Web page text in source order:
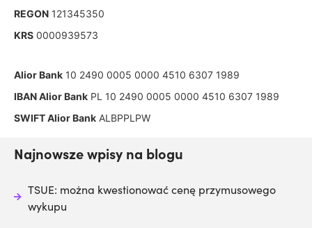
REGON 121345350
KRS 0000939573
Alior Bank 10 2490 0005 0000 4510 6307 1989
IBAN Alior Bank PL 10 2490 0005 0000 4510 6307 1989
SWIFT Alior Bank ALBPPLPW
Najnowsze wpisy na blogu
TSUE: można kwestionować cenę przymusowego
wykupu